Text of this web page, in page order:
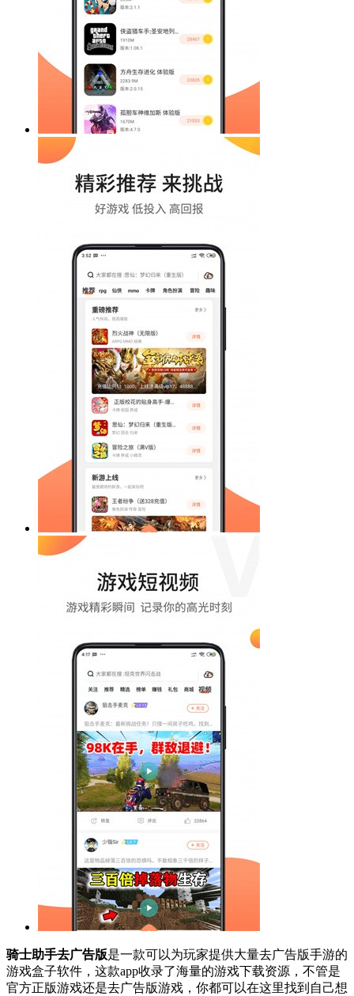
骑士助手去广告版是一款可以为玩家提供大量去广告版手游的
游戏盒子软件，这款app收录了海量的游戏下载资源，不管是
官方正版游戏还是去广告版游戏，你都可以在这里找到自己想